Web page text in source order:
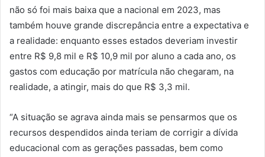
não só foi mais baixa que a nacional em 2023, mas
também houve grande discrepância entre a expectativa e
a realidade: enquanto esses estados deveriam investir
entre R$ 9,8 mil e R$ 10,9 mil por aluno a cada ano, os
gastos com educação por matrícula não chegaram, na
realidade, a atingir, mais do que R$ 3,3 mil.
“A situação se agrava ainda mais se pensarmos que os
recursos despendidos ainda teriam de corrigir a dívida
educacional com as gerações passadas, bem como